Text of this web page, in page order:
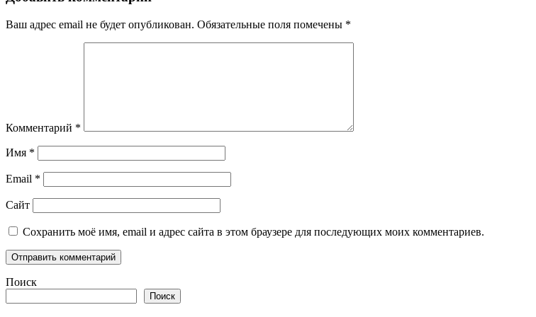
Ваш адрес email не будет опубликован. Обязательные поля помечены *
Комментарий *
Имя *
Email *
Сайт
Сохранить моё имя, email и адрес сайта в этом браузере для последующих моих комментариев.
Поиск
Поиск